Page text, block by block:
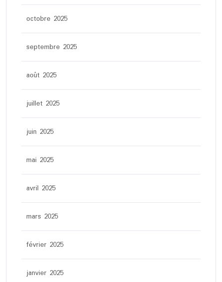
octobre 2025
septembre 2025
août 2025
juillet 2025
juin 2025
mai 2025
avril 2025
mars 2025
février 2025
janvier 2025